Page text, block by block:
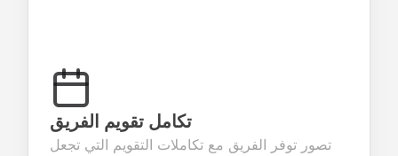
تكامل تقويم الفريق
تصور توفر الفريق مع تكاملات التقويم التي تجعل